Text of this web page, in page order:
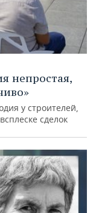
непростая,
у строителей,
сделок